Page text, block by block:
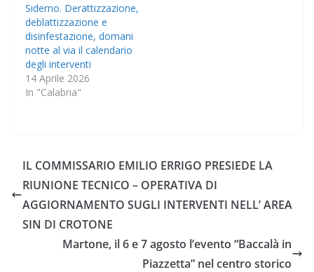
Siderno. Derattizzazione,
deblattizzazione e
disinfestazione, domani
notte al via il calendario
degli interventi
14 Aprile 2026
In "Calabria"
IL COMMISSARIO EMILIO ERRIGO PRESIEDE LA
RIUNIONE TECNICO – OPERATIVA DI
AGGIORNAMENTO SUGLI INTERVENTI NELL’ AREA
SIN DI CROTONE
Martone, il 6 e 7 agosto l’evento “Baccalà in
Piazzetta” nel centro storico